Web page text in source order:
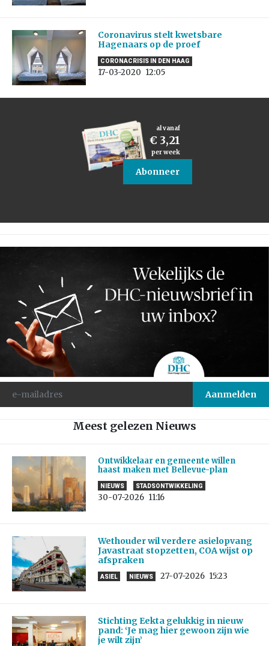
Coronavirus stelt kwetsbare
Hagenaars op de proef
CORONACRISIS IN DEN HAAG
17-03-2020 12:05
al vanaf
€ 3,21
per week
Abonneer
Meest gelezen Nieuws
Ontwikkelaar en gemeente willen
haast maken met Bellevue-plan
NIEUWS STADSONTWIKKELING
30-07-2026 11:16
Wethouder wil verdere asielopvang
Javastraat stopzetten, COA wijst op
afspraken
ASIEL NIEUWS 27-07-2026 15:23
Stichting Eekta gelukkig in nieuw
pand: ‘Je mag hier gewoon zijn wie
je wilt zijn’